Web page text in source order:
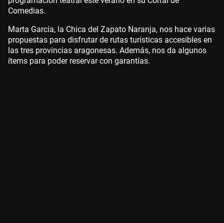
Comedias.
Marta García, la Chica del Zapato Naranja, nos hace varias
propuestas para disfrutar de rutas turísticas accesibles en
las tres provincias aragonesas. Además, nos da algunos
ítems para poder reservar con garantías.